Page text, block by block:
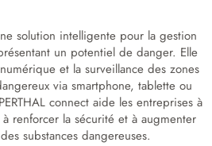
solution intelligente pour la gestion
un potentiel de danger. Elle
et la surveillance des zones
via smartphone, tablette ou
connect aide les entreprises à
renforcer la sécurité et à augmenter
substances dangereuses.